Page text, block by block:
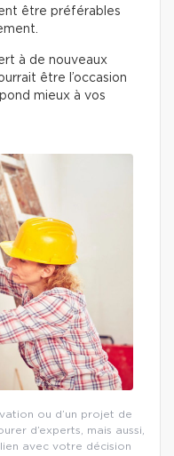
être préférables
à de nouveaux
être l’occasion
mieux à vos
ou d’un projet de
d’experts, mais aussi,
avec votre décision